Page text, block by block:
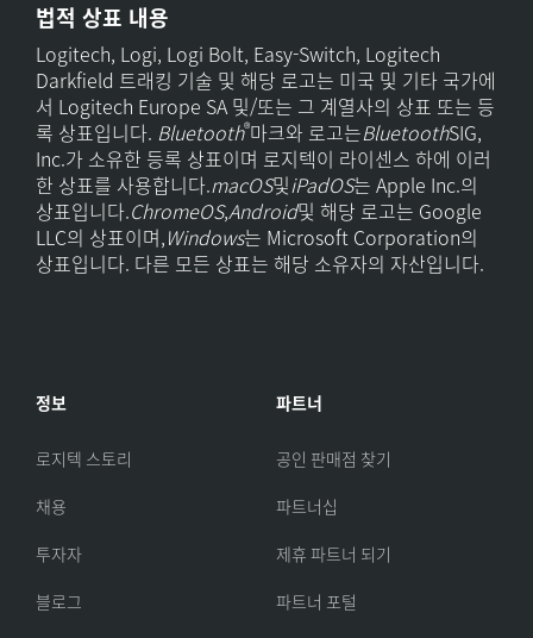
법적 상표 내용
Logitech, Logi, Logi Bolt, Easy-Switch, Logitech
Darkfield 트래킹 기술 및 해당 로고는 미국 및 기타 국가에
서 Logitech Europe SA 및/또는 그 계열사의 상표 또는 등
록 상표입니다. Bluetooth®마크와 로고는BluetoothSIG,
Inc.가 소유한 등록 상표이며 로지텍이 라이센스 하에 이러
한 상표를 사용합니다.macOS및iPadOS는 Apple Inc.의
상표입니다.ChromeOS,Android및 해당 로고는 Google
LLC의 상표이며,Windows는 Microsoft Corporation의
상표입니다. 다른 모든 상표는 해당 소유자의 자산입니다.
정보
로지텍 스토리
채용
투자자
블로그
파트너
공인 판매점 찾기
파트너십
제휴 파트너 되기
파트너 포털